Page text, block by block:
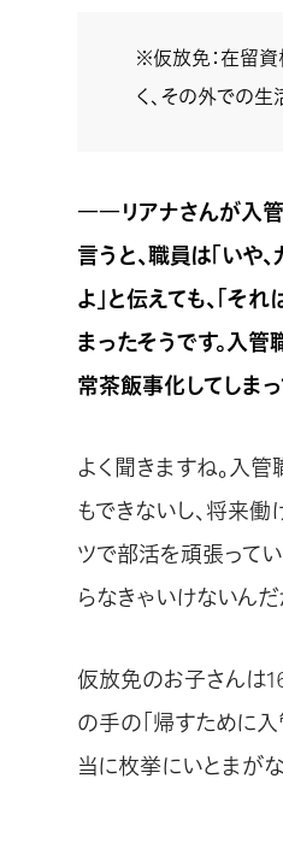
※仮放免：在留
く、その外での
――リアナさんが入管
言うと、職員は「いや
よ」と伝えても、「そ
まったそうです。入
常茶飯事化してしま
よく聞きますね。入管
もできないし、将来働
ツで部活を頑張って
らなきゃいけないんだ
仮放免のお子さんは
の手の「帰すために
当に枚挙にいとまがな